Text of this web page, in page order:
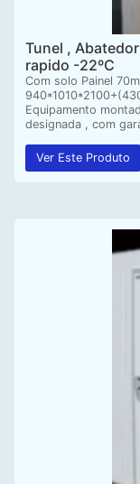
Tunel ,
rapido -22ºC
Com solo Painel
Equipamento
designada , com
Ver Este Produto